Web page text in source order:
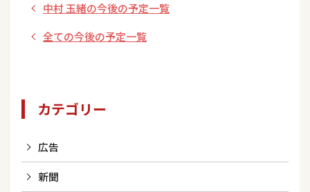
中村 玉緒の今後の予定一覧
全ての今後の予定一覧
カテゴリー
広告
新聞